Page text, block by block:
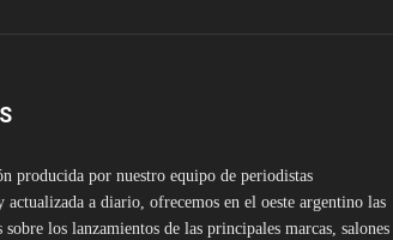
producida por nuestro equipo de periodistas
actualizada a diario, ofrecemos en el oeste argentino las
los lanzamientos de las principales marcas, salones